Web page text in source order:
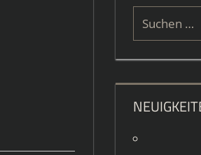
Suchen
nach: